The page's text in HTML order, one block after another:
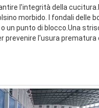
l'integrità della
morbido. I fondali delle
un punto di blocco.Una
prevenire l'usura